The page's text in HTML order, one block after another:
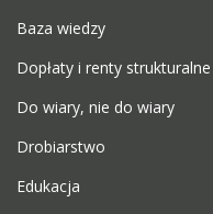
Baza wiedzy
Dopłaty i renty strukturalne
Do wiary, nie do wiary
Drobiarstwo
Edukacja